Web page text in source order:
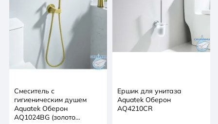
Смеситель с
гигиеническим душем
Aquatek Оберон
AQ1024BG (золото
Ершик для унитаза
Aquatek Оберон
AQ4210CR